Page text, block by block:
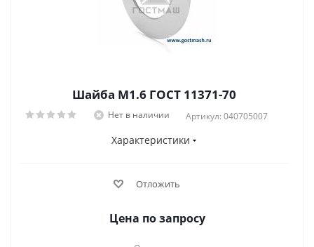
Шайба М1.6 ГОСТ 11371-70
Нет в наличии Артикул: 040705007
Характеристики
Отложить
Цена по запросу